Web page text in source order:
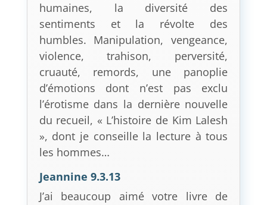
humaines, la diversité des
sentiments et la révolte des
humbles. Manipulation, vengeance,
violence, trahison, perversité,
cruauté, remords, une panoplie
d’émotions dont n’est pas exclu
l’érotisme dans la dernière nouvelle
du recueil, « L’histoire de Kim Lalesh
», dont je conseille la lecture à tous
les hommes…
Jeannine 9.3.13
J’ai beaucoup aimé votre livre de